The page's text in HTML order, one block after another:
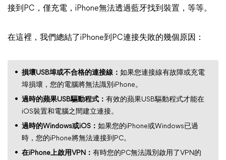
接到PC，僅充電，iPhone無法透過藍牙找到裝置，等等。
在這裡，我們總結了iPhone到PC連接失敗的幾個原因：
損壞USB埠或不合格的連接線： 如果您連接線有故障或充電
埠損壞，您的電腦將無法識別iPhone。
過時的蘋果USB驅動程式： 有效的蘋果USB驅動程式才能在
iOS裝置和電腦之間建立連接。
過時的Windows或iOS： 如果您的iPhone或Windows已過
時，您的iPhone將無法連接到PC。
在iPhone上啟用VPN： 有時您的PC無法識別啟用了VPN的